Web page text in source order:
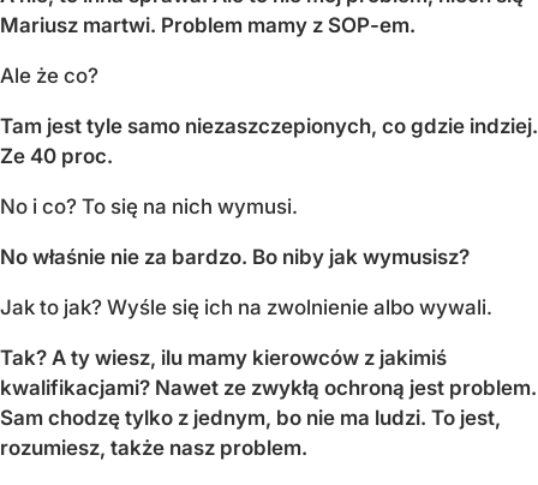
Mariusz martwi. Problem mamy z SOP-em.
Ale że co?
Tam jest tyle samo niezaszczepionych, co gdzie indziej.
Ze 40 proc.
No i co? To się na nich wymusi.
No właśnie nie za bardzo. Bo niby jak wymusisz?
Jak to jak? Wyśle się ich na zwolnienie albo wywali.
Tak? A ty wiesz, ilu mamy kierowców z jakimiś
kwalifikacjami? Nawet ze zwykłą ochroną jest problem.
Sam chodzę tylko z jednym, bo nie ma ludzi. To jest,
rozumiesz, także nasz problem.